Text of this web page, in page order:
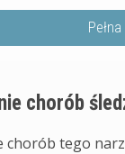
chorób
chorób tego